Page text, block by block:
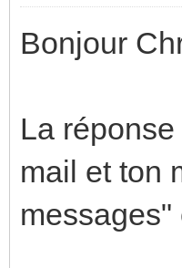
Bonjour
La
mail et ton